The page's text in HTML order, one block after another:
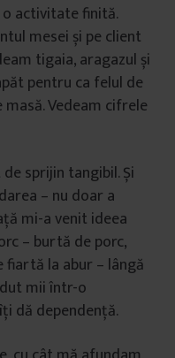
activitate finită.
mesei și pe client
tigaia, aragazul și
pentru ca felul de
Vedeam cifrele
sprijin tangibil. Și
– nu doar a
mi-a venit ideea
– burtă de porc,
la abur – lângă
mii într-o
dă dependență.